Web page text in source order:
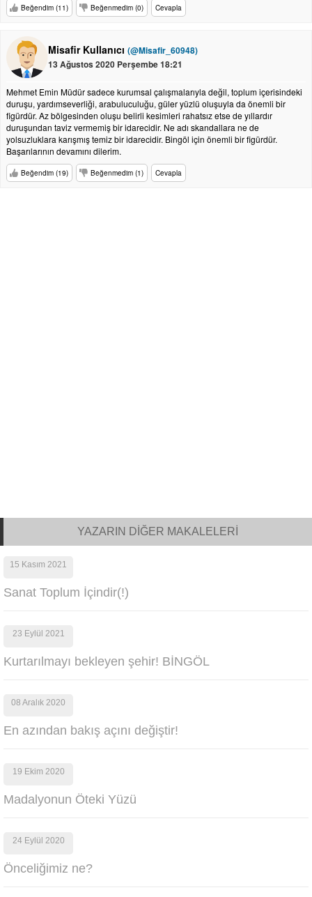
Beğendim (11) Beğenmedim (0) Cevapla
Misafir Kullanıcı (@Misafir_60948)
13 Ağustos 2020 Perşembe 18:21
Mehmet Emin Müdür sadece kurumsal çalışmalarıyla değil, toplum içerisindeki
duruşu, yardımseverliği, arabuluculuğu, güler yüzlü oluşuyla da önemli bir
figürdür. Az bölgesinden oluşu belirli kesimleri rahatsız etse de yıllardır
duruşundan taviz vermemiş bir idarecidir. Ne adı skandallara ne de
yolsuzluklara karışmış temiz bir idarecidir. Bingöl için önemli bir figürdür.
Başarılarının devamını dilerim.
Beğendim (19) Beğenmedim (1) Cevapla
YAZARIN DİĞER MAKALELERİ
15 Kasım 2021
Sanat Toplum İçindir(!)
23 Eylül 2021
Kurtarılmayı bekleyen şehir! BİNGÖL
08 Aralık 2020
En azından bakış açını değiştir!
19 Ekim 2020
Madalyonun Öteki Yüzü
24 Eylül 2020
Önceliğimiz ne?